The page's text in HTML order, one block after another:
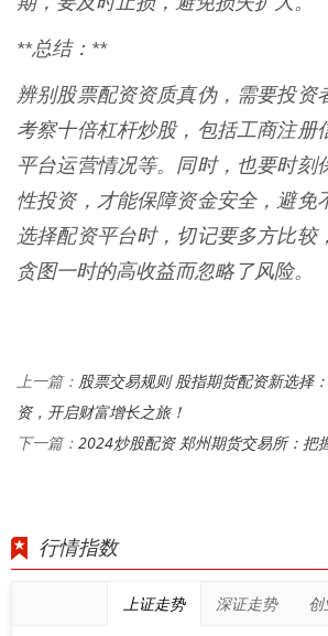
**总结：**
辨别股票配资资质真伪，需要投资
考察十倍杠杆炒股，包括工商注册
平台运营情况等。同时，也要时刻
性投资，才能保障资金安全，避免
选择配资平台时，切记要多方比较
贪图一时的高收益而忽略了风险。
上一篇： 股票交易规则 股指期货配资新选择
资，开启财富增长之旅！
下一篇： 2024炒股配资 郑州期货交易所：把
行情指数
上证走势 深证走势 创